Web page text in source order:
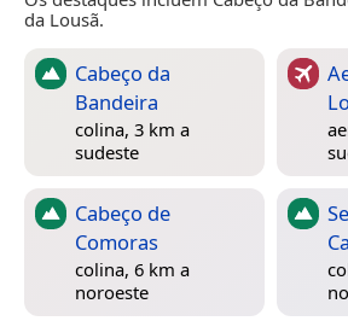
da Lousã.
Cabeço da
Bandeira
colina, 3 km a
sudeste
Cabeço de
Comoras
colina, 6 km a
noroeste